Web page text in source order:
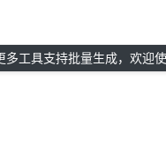
多工具支持批量生成，欢迎